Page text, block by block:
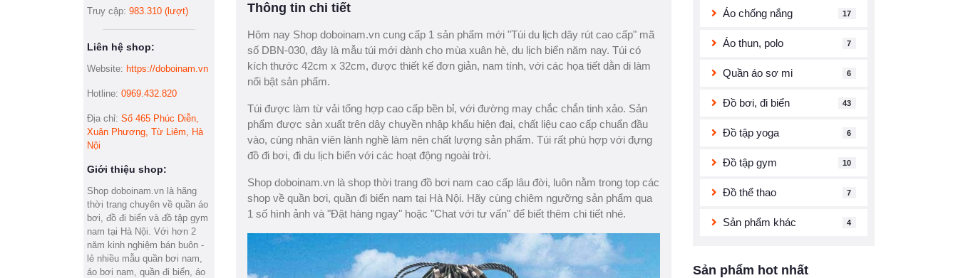
Truy cập: 983.310 (lượt)
Liên hệ shop:
Website: https://doboinam.vn
Hotline: 0969.432.820
Địa chỉ: Số 465 Phúc Diễn,
Xuân Phương, Từ Liêm, Hà
Nội
Giới thiệu shop:
Shop doboinam.vn là hãng
thời trang chuyên về quần áo
bơi, đồ đi biển và đồ tập gym
nam tại Hà Nội. Với hơn 2
năm kinh nghiệm bán buôn -
lẻ nhiều mẫu quần bơi nam,
áo bơi nam, quần đi biển, áo
Thông tin chi tiết
Hôm nay Shop doboinam.vn cung cấp 1 sản phẩm mới "Túi du lịch dây rút cao cấp" mã
số DBN-030, đây là mẫu túi mới dành cho mùa xuân hè, du lịch biển năm nay. Túi có
kích thước 42cm x 32cm, được thiết kế đơn giản, nam tính, với các họa tiết dằn di làm
nổi bật sản phẩm.
Túi được làm từ vải tổng hợp cao cấp bền bỉ, với đường may chắc chắn tinh xảo. Sản
phẩm được sản xuất trên dây chuyền nhập khẩu hiện đại, chất liệu cao cấp chuẩn đầu
vào, cùng nhân viên lành nghề làm nên chất lượng sản phẩm. Túi rất phù hợp với đựng
đồ đi bơi, đi du lịch biển với các hoạt động ngoài trời.
Shop doboinam.vn là shop thời trang đồ bơi nam cao cấp lâu đời, luôn nằm trong top các
shop về quần bơi, quần đi biển nam tại Hà Nội. Hãy cùng chiêm ngưỡng sản phẩm qua
1 số hình ảnh và "Đặt hàng ngay" hoặc "Chat với tư vấn" để biết thêm chi tiết nhé.
Áo chống nắng 17
Áo thun, polo 7
Quần áo sơ mi 6
Đồ bơi, đi biển 43
Đồ tập yoga 6
Đồ tập gym 10
Đồ thể thao 7
Sản phẩm khác 4
Sản phẩm hot nhất